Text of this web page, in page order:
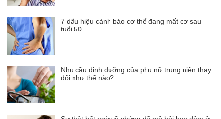
7 dấu hiệu cảnh báo cơ thể đang mất cơ sau
tuổi 50
Nhu cầu dinh dưỡng của phụ nữ trung niên thay
đổi như thế nào?